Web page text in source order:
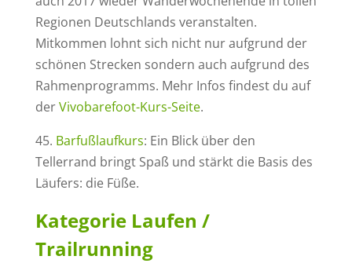
Regionen Deutschlands veranstalten.
Mitkommen lohnt sich nicht nur aufgrund der
schönen Strecken sondern auch aufgrund des
Rahmenprogramms. Mehr Infos findest du auf
derVivobarefoot-Kurs-Seite.
45. Barfußlaufkurs: Ein Blick über den
Tellerrand bringt Spaß und stärkt die Basis des
Läufers: die Füße.
Kategorie Laufen /
Trailrunning